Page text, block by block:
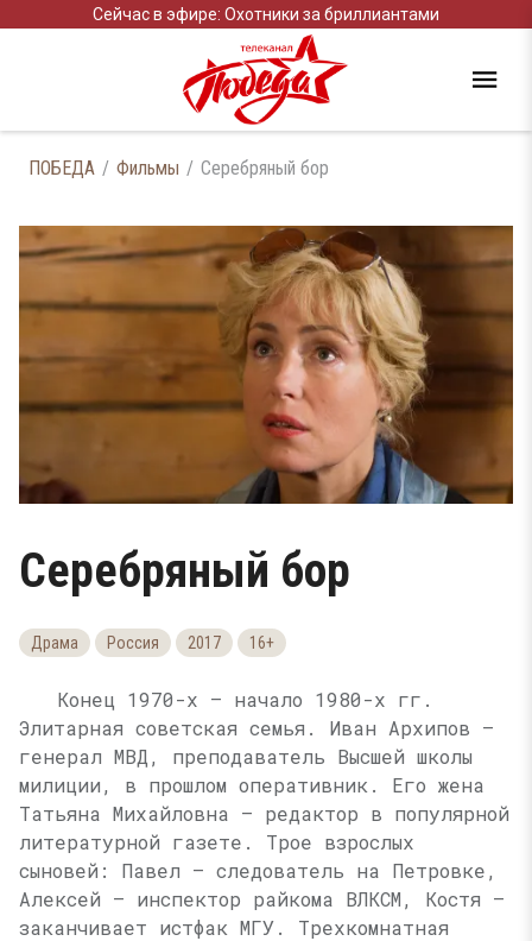
Сейчас в эфире: Охотники за бриллиантами
ПОБЕДА Фильмы Серебряный бор
Серебряный бор
Драма Россия 2017 16+
Конец 1970-x — начало 1980-x гг.
Элитарная советская семья. Иван Архипов —
генерал МВД, преподаватель Высшей школы
милиции, в прошлом оперативник. Его жена
Татьяна Михайловна — редактор в популярной
литературной газете. Трое взрослых
сыновей: Павел — следователь на Петровке,
Алексей — инспектор райкома ВЛКСМ, Костя —
заканчивает истфак МГУ. Трехкомнатная